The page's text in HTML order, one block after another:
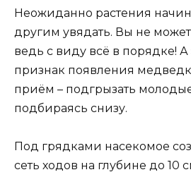
Неожиданно растения
другим увядать. Вы не
ведь с виду всё в порядке!
признак появления
приём – подгрызать
подбираясь снизу.
Под грядками насекомое
сеть ходов на глубине до 10